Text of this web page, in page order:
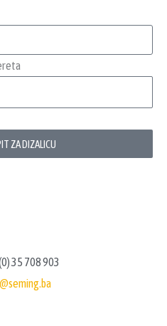
ZA DIZALICU
35 708 903